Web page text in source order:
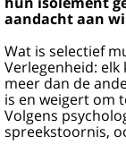
aandacht aan
Wat is selectief
Verlegenheid: elk
meer dan de
is en weigert om
Volgens
spreekstoornis,